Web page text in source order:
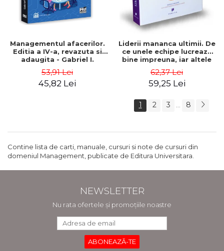
Managementul afacerilor.
Editia a IV-a, revazuta si
adaugita - Gabriel I.
53,91 Lei
45,82 Lei
Liderii mananca ultimii. De
ce unele echipe lucreaza
bine impreuna, iar altele
Sinek
62,37 Lei
59,25 Lei
1 2 3 ... 8
Contine lista de carti, manuale, cursuri si note de cursuri din
domeniul Management, publicate de Editura Universitara.
NEWSLETTER
Nu rata ofertele și promoțiile noastre